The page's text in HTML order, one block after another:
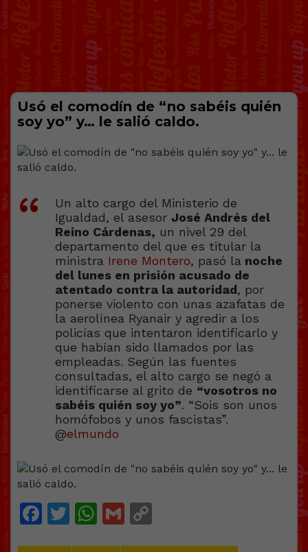
Usó el comodín de “no sabéis quién
soy yo” y… le salió caldo.
Un alto cargo del Ministerio de
Igualdad, el asesor José Andrés del
Reino Cárdenas, un nivel 29 del
departamento del que es titular la
ministra Irene Montero, pasó la noche
del lunes en prisión acusado de
atentado contra la autoridad, por
ponerse violento con unas azafatas de
la aerolínea Ryanair y agredir a los
policías que intentaron identificarlo y
que habían sido llamados por las
empleadas. Según las fuentes
consultadas, el alto cargo se negó a
identificarse al grito de “vosotros no
sabéis quién soy yo”. “Sois son unos
homófobos y unos fascistas”.
@elmundo
Facebook
Twitter
WhatsApp
Gmail